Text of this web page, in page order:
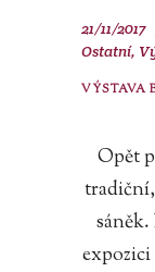
21/11/2017
Ostatní,
VÝSTAVA
Opět